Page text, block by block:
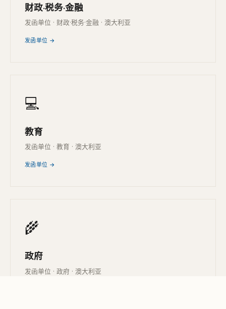
财政·税务·金融
发函单位 · 财政·税务·金融 · 澳大利亚
发函单位 →
💻
教育
发函单位 · 教育 · 澳大利亚
发函单位 →
🌾
政府
发函单位 · 政府 · 澳大利亚